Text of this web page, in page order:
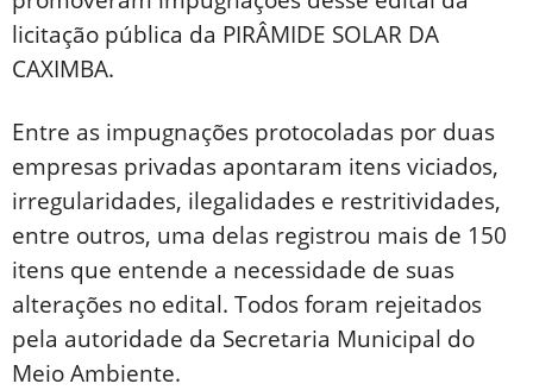
licitação pública da PIRÂMIDE SOLAR DA
CAXIMBA.
Entre as impugnações protocoladas por duas
empresas privadas apontaram itens viciados,
irregularidades, ilegalidades e restritividades,
entre outros, uma delas registrou mais de 150
itens que entende a necessidade de suas
alterações no edital. Todos foram rejeitados
pela autoridade da Secretaria Municipal do
Meio Ambiente.